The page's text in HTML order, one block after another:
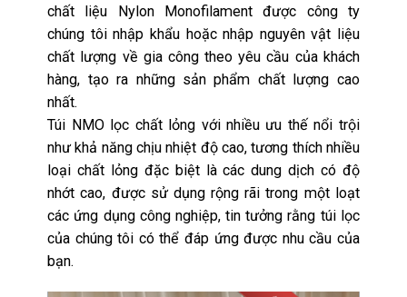
chất liệu Nylon Monofilament được công ty
chúng tôi nhập khẩu hoặc nhập nguyên vật liệu
chất lượng về gia công theo yêu cầu của khách
hàng, tạo ra những sản phẩm chất lượng cao
nhất.
Túi NMO lọc chất lỏng với nhiều ưu thế nổi trội
như khả năng chịu nhiệt độ cao, tương thích nhiều
loại chất lỏng đặc biệt là các dung dịch có độ
nhớt cao, được sử dụng rộng rãi trong một loạt
các ứng dụng công nghiệp, tin tưởng rằng túi lọc
của chúng tôi có thể đáp ứng được nhu cầu của
bạn.